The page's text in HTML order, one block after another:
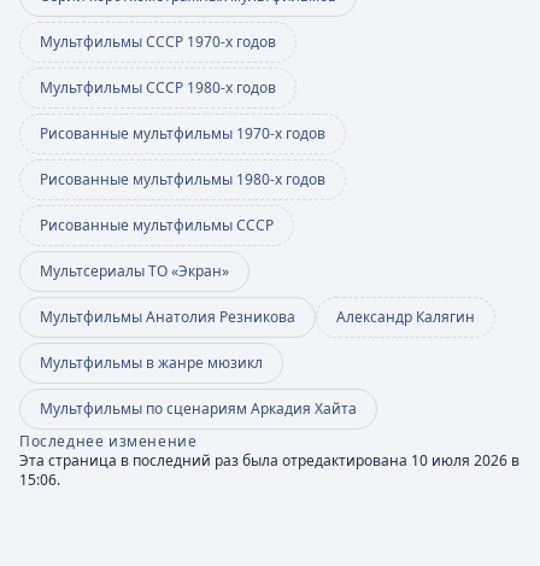
Мультфильмы СССР 1970-х годов
Мультфильмы СССР 1980-х годов
Рисованные мультфильмы 1970-х годов
Рисованные мультфильмы 1980-х годов
Рисованные мультфильмы СССР
Мультсериалы ТО «Экран»
Мультфильмы Анатолия Резникова Александр Калягин
Мультфильмы в жанре мюзикл
Мультфильмы по сценариям Аркадия Хайта
Последнее изменение
Эта страница в последний раз была отредактирована 10 июля 2026 в
15:06.